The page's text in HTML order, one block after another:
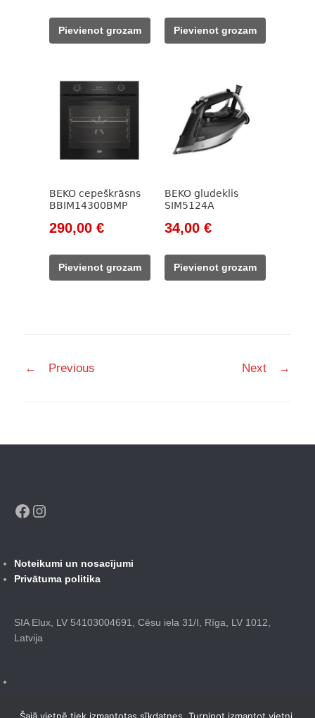
was:
785,00 €.
555,00 €.
Pievienot grozam
was:
785,00 €.
435,00 €.
Pievienot grozam
BEKO cepeškrāsns
BBIM14300BMP
Original
was:
785,00 €.
290,00 €Current
290,00 €.
Pievienot grozam
BEKO gludeklis
SIM5124A
Original
was:
785,00 €.
34,00 €Current
Pievienot grozam
navigation
← Previous Next →
Facebook
Noteikumi un nosacījumi
Privātuma politika
SIA Elux, LV 54103004691, Cēsu iela 31/I, Rīga, LV 1012,
Latvija